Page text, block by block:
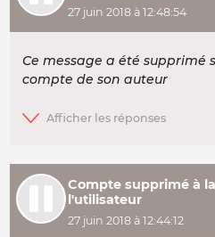
27 juin 2018 à 12:48:54
Ce message a été supprimé
compte de son auteur
Compte supprimé à
l'utilisateur
27 juin 2018 à 12:44:12